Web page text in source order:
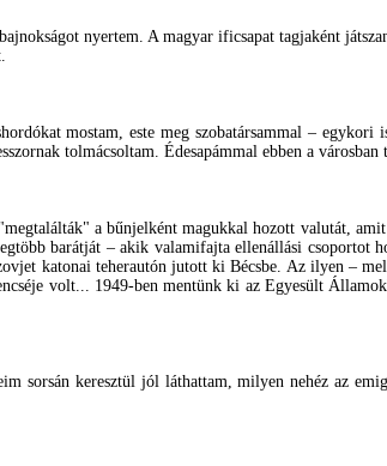
nyertem. A magyar ificsapat tagjaként
mostam, este meg szobatársammal –
tolmácsoltam. Édesapámmal ebben a
a bűnjelként magukkal hozott valutát,
barátját – akik valamifajta ellenállási csoportot
katonai teherautón jutott ki Bécsbe. Az ilyen –
volt... 1949-ben mentünk ki az Egyesült
sorsán keresztül jól láthattam, milyen nehéz az